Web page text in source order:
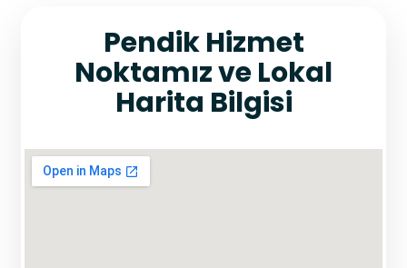
Pendik Hizmet
Noktamız ve Lokal
Harita Bilgisi